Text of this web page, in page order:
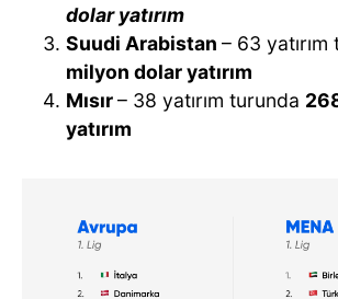
dolar yatırım
Suudi Arabistan – 63
milyon dolar yatırım
Mısır– 38 yatırım turunda
yatırım